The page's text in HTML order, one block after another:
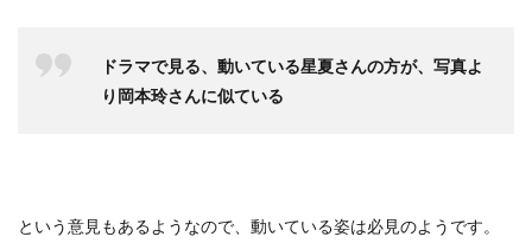
ドラマで見る、動いている星夏さんの方が、写真よ
り岡本玲さんに似ている
という意見もあるようなので、動いている姿は必見のようです。